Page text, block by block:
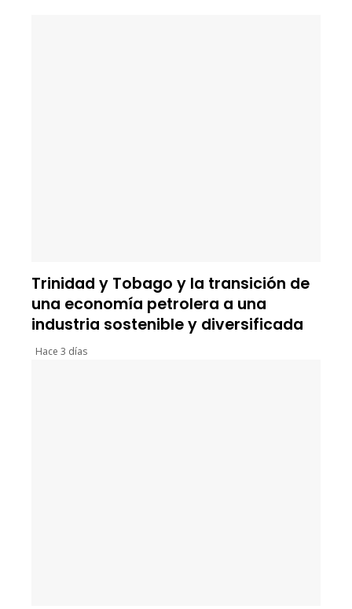
Trinidad y Tobago y la transición de
una economía petrolera a una
industria sostenible y diversificada
Hace 3 días